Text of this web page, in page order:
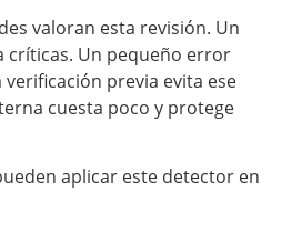
valoran esta revisión. Un
críticas. Un pequeño error
previa evita ese
cuesta poco y protege
aplicar este detector en